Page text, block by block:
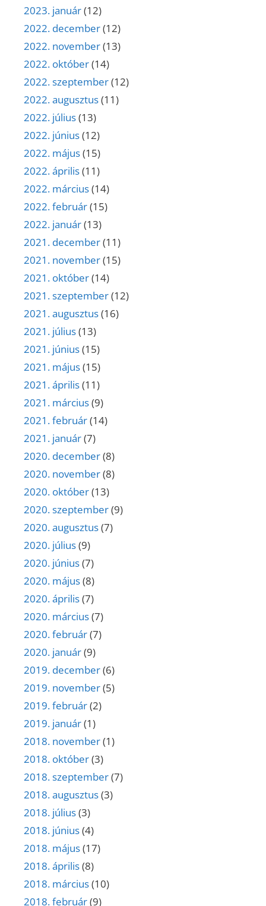
2023. január(12)
2022. december(12)
2022. november(13)
2022. október(14)
2022. szeptember(12)
2022. augusztus(11)
2022. július(13)
2022. június(12)
2022. május(15)
2022. április(11)
2022. március(14)
2022. február(15)
2022. január(13)
2021. december(11)
2021. november(15)
2021. október(14)
2021. szeptember(12)
2021. augusztus(16)
2021. július(13)
2021. június(15)
2021. május(15)
2021. április(11)
2021. március(9)
2021. február(14)
2021. január(7)
2020. december(8)
2020. november(8)
2020. október(13)
2020. szeptember(9)
2020. augusztus(7)
2020. július(9)
2020. június(7)
2020. május(8)
2020. április(7)
2020. március(7)
2020. február(7)
2020. január(9)
2019. december(6)
2019. november(5)
2019. február(2)
2019. január(1)
2018. november(1)
2018. október(3)
2018. szeptember(7)
2018. augusztus(3)
2018. július(3)
2018. június(4)
2018. május(17)
2018. április(8)
2018. március(10)
2018. február(9)